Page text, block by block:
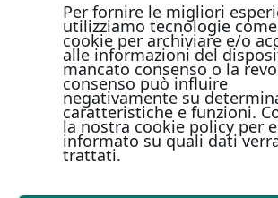
Per fornire le migliori
utilizziamo tecnologie
cookie per archiviare e/o
alle informazioni del
mancato consenso o la
consenso può influire
negativamente su
caratteristiche e funzioni.
la nostra cookie policy per
informato su quali dati
trattati.
PAGAMENTI ONLINE CON
Metodi di pagamento